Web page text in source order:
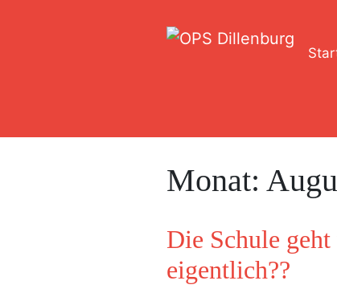
Monat:
Die Schule
eigentlich??